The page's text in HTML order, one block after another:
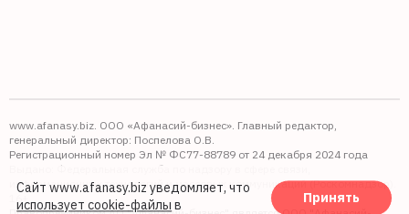
www.afanasy.biz. ООО «Афанасий-бизнес». Главный редактор,
генеральный директор: Поспелова О.В.
Регистрационный номер Эл № ФС77-88789 от 24 декабря 2024 года
Выдано: Федеральная служба по надзору в сфере связи,
информационных технологий и массовых коммуникаций (Роскомнадзор).
Сайт www.afanasy.biz уведомляет, что
использует cookie-файлы в Принять